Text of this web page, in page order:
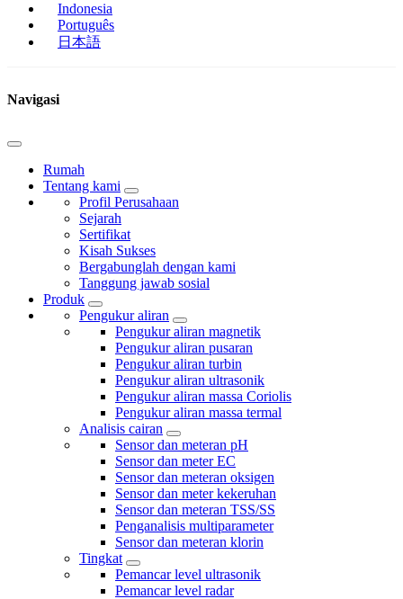
Indonesia
Português
日本語
Navigasi
Rumah
Tentang kami
Profil Perusahaan
Sejarah
Sertifikat
Kisah Sukses
Bergabunglah dengan kami
Tanggung jawab sosial
Produk
Pengukur aliran
Pengukur aliran magnetik
Pengukur aliran pusaran
Pengukur aliran turbin
Pengukur aliran ultrasonik
Pengukur aliran massa Coriolis
Pengukur aliran massa termal
Analisis cairan
Sensor dan meteran pH
Sensor dan meter EC
Sensor dan meteran oksigen
Sensor dan meter kekeruhan
Sensor dan meteran TSS/SS
Penganalisis multiparameter
Sensor dan meteran klorin
Tingkat
Pemancar level ultrasonik
Pemancar level radar